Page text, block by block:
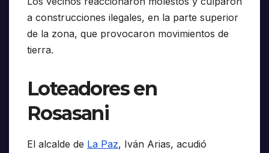
a construcciones ilegales, en la parte superior
de la zona, que provocaron movimientos de
tierra.
Loteadores en
Rosasani
El alcalde de La Paz, Iván Arias, acudió